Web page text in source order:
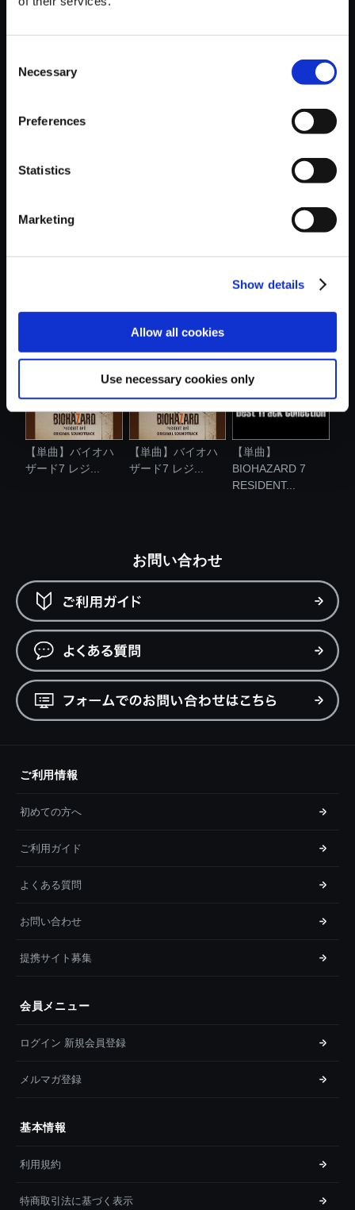
Selection
Necessary
Preferences
Statistics
Marketing
Show details
Allow all cookies
Use necessary cookies only
おすすめ商品
ザード7 レジ...
ザード7 レジ...
ザード7 レジ...
【単曲】バイオハ
ザード7 レジ...
【単曲】バイオハ
ザード7 レジ...
【単曲】
BIOHAZARD 7
RESIDENT...
お問い合わせ
ご利用情報
初めての方へ
ご利用ガイド
よくある質問
お問い合わせ
提携サイト募集
会員メニュー
ログイン 新規会員登録
メルマガ登録
基本情報
利用規約
特商取引法に基づく表示